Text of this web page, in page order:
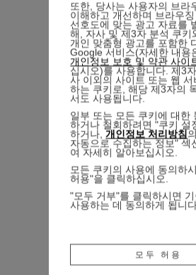
또한, 당사는 사용자의 브라
이해하고 개선하며 브라우
선호도에 맞는 광고 자료를
해, 자사 및 제3자 분석 쿠키
개인 맞춤형 광고를 포함한
Google 서비스(자세한 내용
개인정보 보호 및 약관 사이
십시오)를 사용합니다. 제3
사 이외의 사이트 또는 웹 서
하는 쿠키로, 해당 제3자의
서도 사용됩니다.
일부 또는 모든 쿠키에 대한
하거나 철회하려면 "쿠키 설
하거나,개인정보 처리방침
자동으로 수집하는 정보" 섹
여 자세히 알아보십시오.
모든 쿠키의 사용에 동의하
허용"을 클릭하십시오.
"모두 거부"를 클릭하시면
사용하는 데 동의하게 됩니
모두 허용